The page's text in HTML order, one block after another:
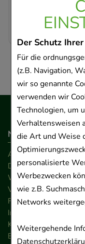
Der Schutz
Für die
(z.B. Navigation,
wir so genannte
verwenden wir
Technologien, um
Verhaltensweisen
die Art und Weise
personalisierte
Werbezwecken
wie z.B.
Networks
Weitergehende
einzuholen.
Navigation
AGB
Datenschutz
Widerrufsrecht
Versandkosten
FAQ
Impressum
Kontakt